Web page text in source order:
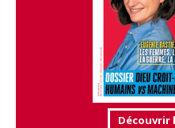
Découvrir